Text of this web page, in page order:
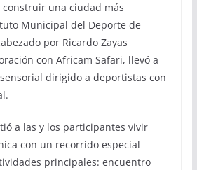
construir una ciudad más
Municipal del Deporte de
por Ricardo Zayas
con Africam Safari, llevó a
dirigido a deportistas con
a las y los participantes vivir
con un recorrido especial
principales: encuentro